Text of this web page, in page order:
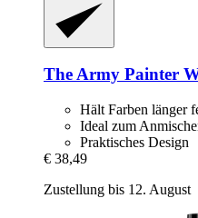
The Army Painter
Hält Farben länger
Ideal zum
Praktisches Design
€ 38,49
Zustellung bis 12. August